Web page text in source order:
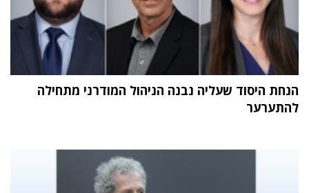
הנחת היסוד שעליה נבנה הניהול המודרני מתחילה
להתערער